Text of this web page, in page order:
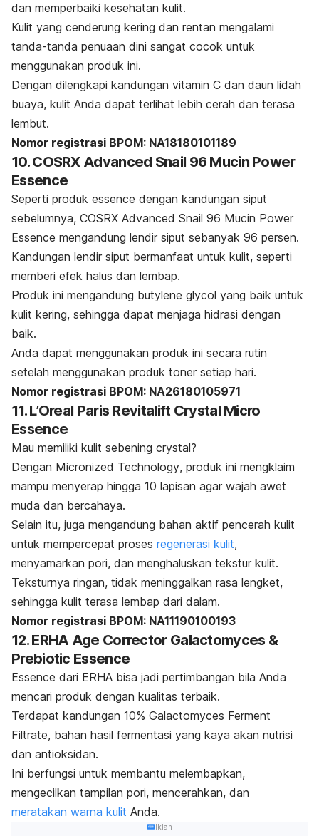
dan memperbaiki kesehatan kulit.
Kulit yang cenderung kering dan rentan mengalami
tanda-tanda penuaan dini sangat cocok untuk
menggunakan produk ini.
Dengan dilengkapi kandungan vitamin C dan daun lidah
buaya, kulit Anda dapat terlihat lebih cerah dan terasa
lembut.
Nomor registrasi BPOM: NA18180101189
10. COSRX Advanced Snail 96 Mucin Power
Essence
Seperti produk essence dengan kandungan siput
sebelumnya, COSRX Advanced Snail 96 Mucin Power
Essence mengandung lendir siput sebanyak 96 persen.
Kandungan lendir siput bermanfaat untuk kulit, seperti
memberi efek halus dan lembap.
Produk ini mengandung butylene glycol yang baik untuk
kulit kering, sehingga dapat menjaga hidrasi dengan
baik.
Anda dapat menggunakan produk ini secara rutin
setelah menggunakan produk toner setiap hari.
Nomor registrasi BPOM: NA26180105971
11.L’Oreal Paris Revitalift Crystal Micro
Essence
Mau memiliki kulit sebening crystal?
Dengan Micronized Technology, produk ini mengklaim
mampu menyerap hingga 10 lapisan agar wajah awet
muda dan bercahaya.
Selain itu, juga mengandung bahan aktif pencerah kulit
untuk mempercepat proses regenerasi kulit,
menyamarkan pori, dan menghaluskan tekstur kulit.
Teksturnya ringan, tidak meninggalkan rasa lengket,
sehingga kulit terasa lembap dari dalam.
Nomor registrasi BPOM: NA11190100193
12. ERHA Age Corrector Galactomyces &
Prebiotic Essence
Essence dari ERHA bisa jadi pertimbangan bila Anda
mencari produk dengan kualitas terbaik.
Terdapat kandungan 10% Galactomyces Ferment
Filtrate, bahan hasil fermentasi yang kaya akan nutrisi
dan antioksidan.
Ini berfungsi untuk membantu melembapkan,
mengecilkan tampilan pori, mencerahkan, dan
meratakan warna kulit Anda.
Iklan